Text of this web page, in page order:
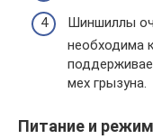
Шиншиллы
необходима
мех грызуна.
Питание и